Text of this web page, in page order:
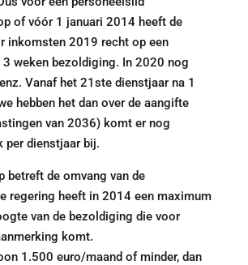
of vóór 1 januari 2014 heeft de
inkomsten 2019 recht op een
weken bezoldiging. In 2020 nog
Vanaf het 21ste dienstjaar na 1
hebben het dan over de aangifte
van 2036) komt er nog
per dienstjaar bij.
betreft de omvang van de
regering heeft in 2014 een maximum
van de bezoldiging die voor
komt.
1.500 euro/maand of minder, dan